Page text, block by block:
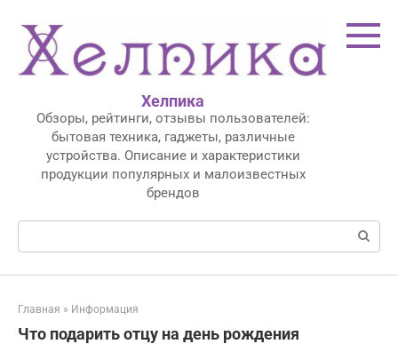
контенту
Хелпика
Обзоры, рейтинги, отзывы пользователей:
бытовая техника, гаджеты, различные
устройства. Описание и характеристики
продукции популярных и малоизвестных
брендов
Поиск:
Главная » Информация
Что подарить отцу на день рождения